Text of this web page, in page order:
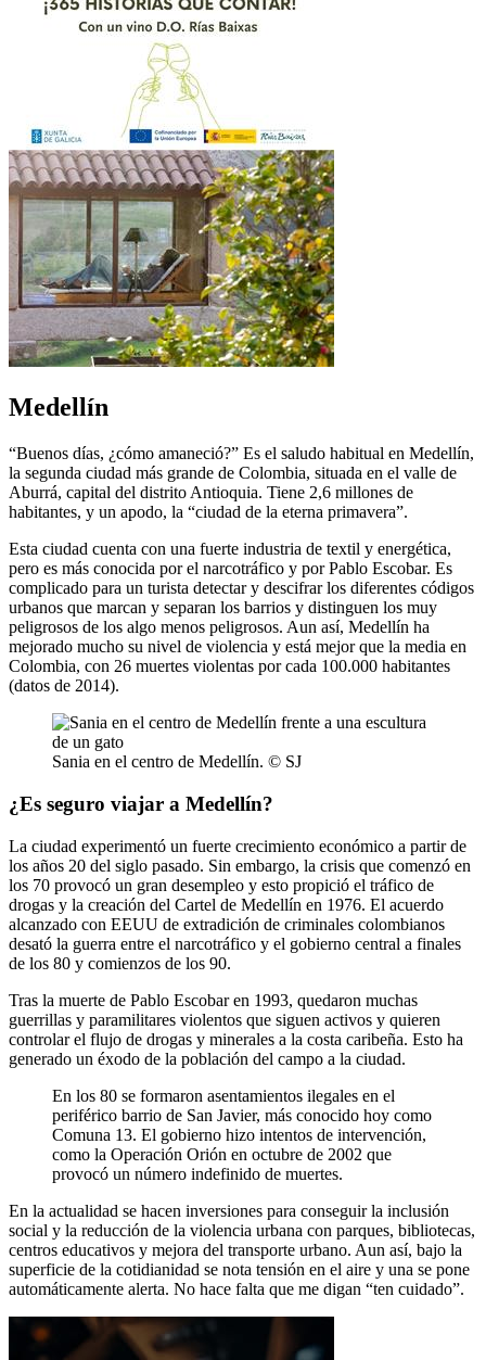
Medellín
“Buenos días, ¿cómo amaneció?” Es el saludo habitual en Medellín,
la segunda ciudad más grande de Colombia, situada en el valle de
Aburrá, capital del distrito Antioquia. Tiene 2,6 millones de
habitantes, y un apodo, la “ciudad de la eterna primavera”.
Esta ciudad cuenta con una fuerte industria de textil y energética,
pero es más conocida por el narcotráfico y por Pablo Escobar. Es
complicado para un turista detectar y descifrar los diferentes códigos
urbanos que marcan y separan los barrios y distinguen los muy
peligrosos de los algo menos peligrosos. Aun así, Medellín ha
mejorado mucho su nivel de violencia y está mejor que la media en
Colombia, con 26 muertes violentas por cada 100.000 habitantes
(datos de 2014).
Sania en el centro de Medellín. © SJ
¿Es seguro viajar a Medellín?
La ciudad experimentó un fuerte crecimiento económico a partir de
los años 20 del siglo pasado. Sin embargo, la crisis que comenzó en
los 70 provocó un gran desempleo y esto propició el tráfico de
drogas y la creación del Cartel de Medellín en 1976. El acuerdo
alcanzado con EEUU de extradición de criminales colombianos
desató la guerra entre el narcotráfico y el gobierno central a finales
de los 80 y comienzos de los 90.
Tras la muerte de Pablo Escobar en 1993, quedaron muchas
guerrillas y paramilitares violentos que siguen activos y quieren
controlar el flujo de drogas y minerales a la costa caribeña. Esto ha
generado un éxodo de la población del campo a la ciudad.
En los 80 se formaron asentamientos ilegales en el
periférico barrio de San Javier, más conocido hoy como
Comuna 13. El gobierno hizo intentos de intervención,
como la Operación Orión en octubre de 2002 que
provocó un número indefinido de muertes.
En la actualidad se hacen inversiones para conseguir la inclusión
social y la reducción de la violencia urbana con parques, bibliotecas,
centros educativos y mejora del transporte urbano. Aun así, bajo la
superficie de la cotidianidad se nota tensión en el aire y una se pone
automáticamente alerta. No hace falta que me digan “ten cuidado”.